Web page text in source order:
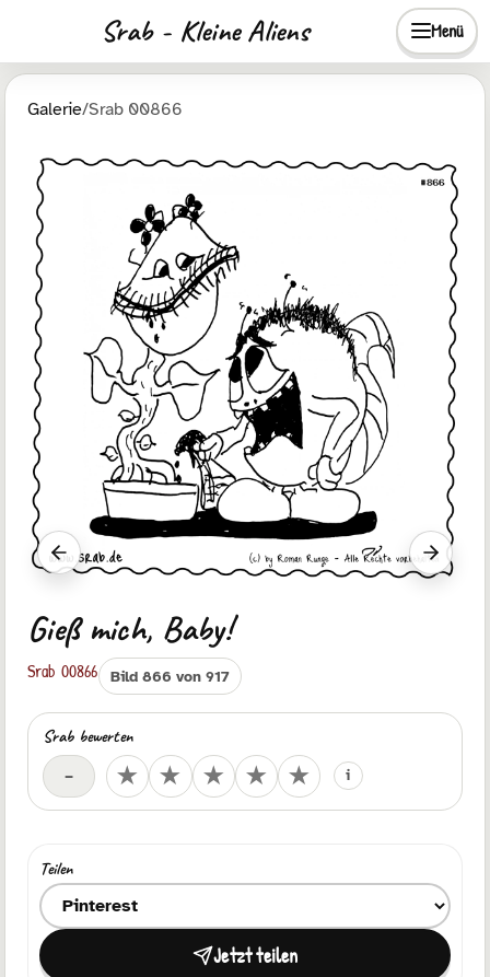
Srab - Kleine Aliens Menü
Galerie/Srab 00866
Vorheriger Srab
Gieß mich, Baby!
Srab 00866 Bild 866 von 917
Srab bewerten
–
Deine Bewertung ★
★
★
★
★ i
Teilen
Ziel zum Teilen auswählenJetzt teilen